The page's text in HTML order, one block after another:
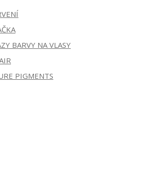
BARVY NA VLASY
PIGMENTS